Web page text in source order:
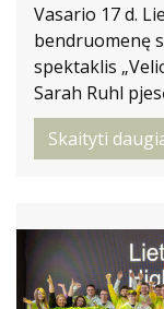
Vasario 17 d.
bendruomenę
spektaklis
Sarah Ruhl
Skaityti